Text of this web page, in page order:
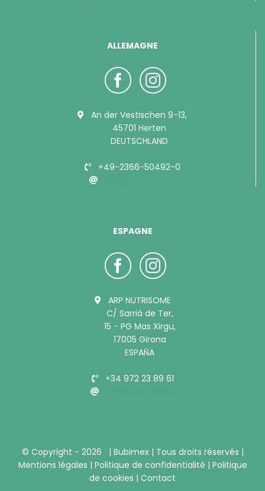
ALLEMAGNE
An der Vestischen 9-13,
45701 Herten
DEUTSCHLAND
+49-2366-50492-0
ESPAGNE
ARP NUTRISOME
C/ Sarrià de Ter,
15 - PG Mas Xirgu,
17005 Girona
ESPAÑA
+34 972 23 89 61
© Copyright - 2026 | Bubimex | Tous droits réservés |
Mentions légales | Politique de confidentialité | Politique
de cookies | Contact